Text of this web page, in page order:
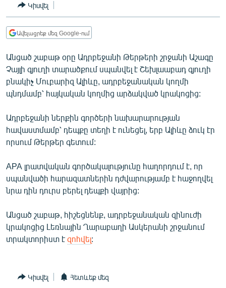
ՀԱՍԱՐԱԿՈՒԹՅՈՒՆ
ՏՆՏԵՍՈՒԹՅՈՒՆ
ՊԱՏԵՐԱԶՄԻ 6 ՇԱԲԱԹՆԵՐԸ
ՏԱՐԱԾԱՇՐՋԱՆ
ՄԻՋԱԶԳԱՅԻՆ
ՄՇԱԿՈՒՅԹ
ՍՊՈՐՏ
ՏՏ ԵՒ ԻՆՏԵՐՆԵՏ
ԿՈՐՈՆԱՎԻՐՈՒՍ
ԱՐԽԻՎ
ՏԵՍԱՆՅՈՒԹԵՐ
ԲԱՆԱՎԵՃ
ՓՈԴՔԱՍԹ
Կիսվել
Ավելացրեք մեզ Google-ում
Անցած շաբաթ օրը Ադրբեջանի Թերթերի շրջանի Աշագը
Չայլի գյուղի տարածքում սպանվել է Շեխլաաբադ գյուղի
բնակիչ Մուբարիզ Ալիևը, ադրբեջանական կողմի
պնդմամբ՝ հայկական կողմից արձակված կրակոցից:
Ադրբեջանի ներքին գործերի նախարարության
հավաստմամբ՝ դեպքը տեղի է ունեցել, երբ Ալիևը ձուկ էր
որսում Թերթեր գետում:
APA լրատվական գործակալությունը հաղորդում է, որ
սպանվածի հարազատներին դժվարությամբ է հաջողվել
նրա դին դուրս բերել դեպքի վայրից:
Անցած շաբաթ, հիշեցնենք, ադրբեջանական զինուժի
կրակոցից Լեռնային Ղարաբաղի Ասկերանի շրջանում
տրակտորիստ էզոհվել:
Կիսվել Հետևեք մեզ